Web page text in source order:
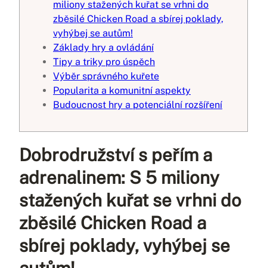
miliony stažených kuřat se vrhni do
zběsilé Chicken Road a sbírej poklady,
vyhýbej se autům!
Základy hry a ovládání
Tipy a triky pro úspěch
Výběr správného kuřete
Popularita a komunitní aspekty
Budoucnost hry a potenciální rozšíření
Dobrodružství s peřím a
adrenalinem: S 5 miliony
stažených kuřat se vrhni do
zběsilé Chicken Road a
sbírej poklady, vyhýbej se